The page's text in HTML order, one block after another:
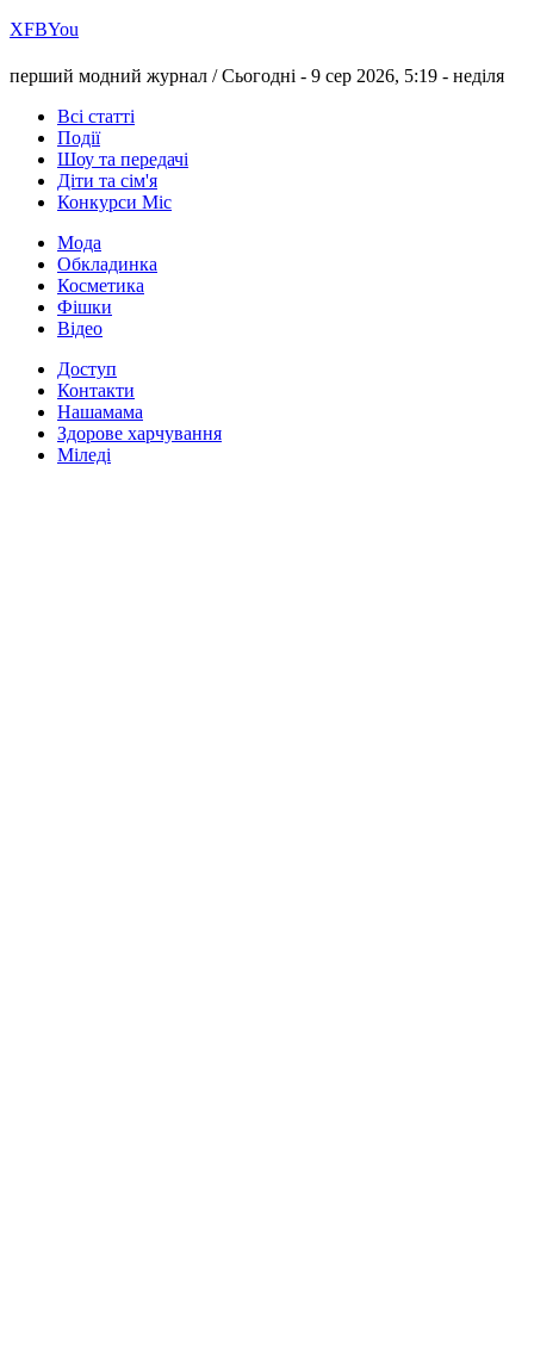
ХFBYou
перший модний журнал /Сьогодні - 9 сер 2026, 5:19 - неділя
Всі статті
Події
Шоу та передачі
Діти та сім'я
Конкурси Міс
Мода
Обкладинка
Косметика
Фішки
Відео
Доступ
Контакти
Нашамама
Здорове харчування
Міледі